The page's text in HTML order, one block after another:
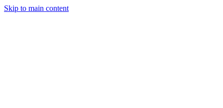
Skip to main content